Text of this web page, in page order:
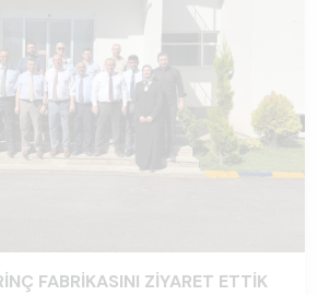
FABRİKASINI ZİYARET ETTİK